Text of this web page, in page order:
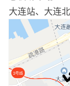
大连站、大连